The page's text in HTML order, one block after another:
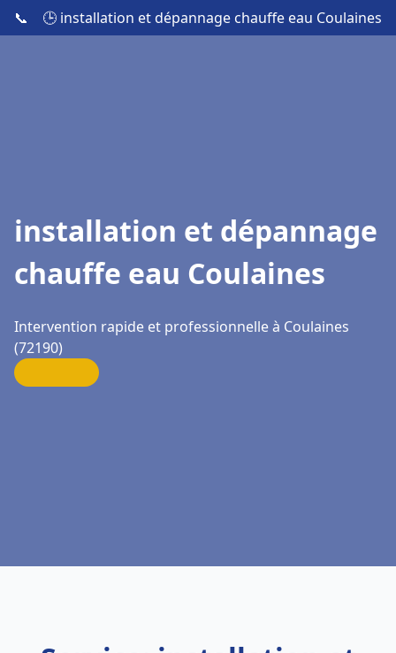
📞 🕒 installation et dépannage chauffe eau Coulaines
installation et dépannage
chauffe eau Coulaines
Intervention rapide et professionnelle à Coulaines
(72190)